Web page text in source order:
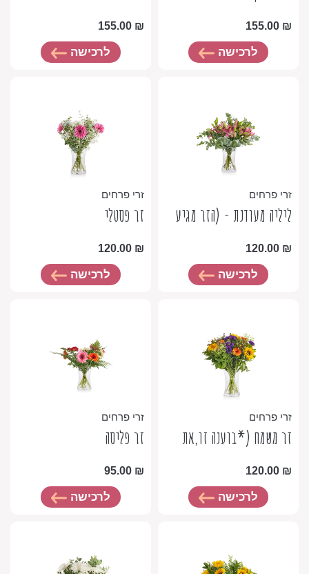
155.00 ₪
לרכישה
155.00 ₪
לרכישה
זרי פרחים
ליליה מעודנת - (הזר מגיע
עם ניצנים סגורים ונפתח
בהדרגה בביתכם)
120.00 ₪
לרכישה
זרי פרחים
זר פסטלי
120.00 ₪
לרכישה
זרי פרחים
זר משמח (*בוענה זו,את
פרח הקמומיל תחליף
גיבסנית) יש לשים לב
שהחמניות עשויות להגיע
120.00 ₪
לרכישה
זרי פרחים
זר פליסה
95.00 ₪
לרכישה